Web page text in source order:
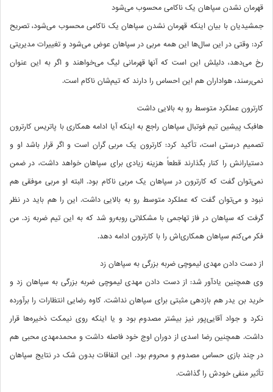
قهرمان نشدن سپاهان یک ناکامی محسوب می‌شود
جمشیدیان با بیان اینکه قهرمان نشدن سپاهان یک ناکامی محسوب می‌شود، تصریح
کرد: وقتی در این سال‌ها این همه مربی در سپاهان عوض می‌شود و تغییرات مدیریتی
رخ می‌دهد، دلیلش این است که آنها قهرمانی لیگ می‌خواهند و اگر به این عنوان
نمی‌رسند، هواداران هم این احساس را دارند که تیم‌شان ناکام است.
کارترون عملکرد متوسط رو به بالایی داشت
هافبک پیشین تیم فوتبال سپاهان راجع به اینکه آیا ادامه همکاری با پاتریس کارترون
تصمیم درستی است، تأکید کرد: کارترون یک مربی گران است و اگر قرار باشد او و
دستیارانش را کنار بگذارند قطعاً هزینه زیادی برای سپاهان خواهد داشت، در ضمن
نمی‌توان گفت که کارترون در سپاهان یک مربی ناکام بود. البته او مربی موفقی هم
نبود و می‌توان گفت که عملکرد متوسط رو به بالایی داشت. این را هم باید در نظر
گرفت که سپاهان در فاز تهاجمی با مشکلاتی روبه‌رو شد که به این تیم ضربه زد. من
فکر می‌کنم سپاهان همکاری‌اش را با کارترون ادامه دهد.
از دست دادن مهدی لیموچی ضربه بزرگی به سپاهان زد
وی همچنین یادآور شد: از دست دادن مهدی لیموچی ضربه بزرگی به سپاهان زد و
خرید بن یدر هم بازدهی مثبتی برای سپاهان نداشت. کاوه رضایی انتظارات را برآورده
نکرد و جواد آقایی‌پور نیز بیشتر مصدوم بود و یا اینکه روی نیمکت ذخیره‌ها قرار
داشت. همچنین رضا اسدی از دوران اوج خود فاصله داشت و محمدمهدی محبی هم
در چند بازی حساس مصدوم و محروم بود. این اتفاقات بدون شک در نتایج سپاهان
تأثیر منفی خودش را گذاشت.